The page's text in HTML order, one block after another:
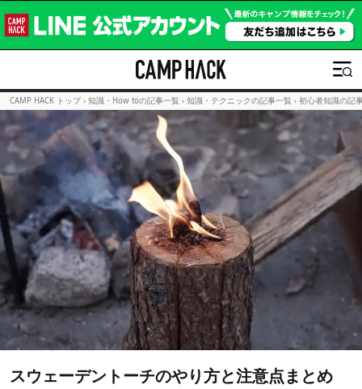
CAMP HACK トップ › 知識・How toの記事一覧 › 知識・テクニックの記事一覧 › 初心者知識の記
スウェーデントーチのやり方と注意点まとめ